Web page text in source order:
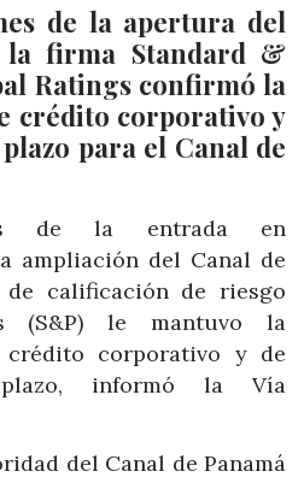
de la apertura del
la firma Standard &
Ratings confirmó la
crédito corporativo y
para el Canal de
de la entrada en
ampliación del Canal de
de calificación de riesgo
(S&P) le mantuvo la
crédito corporativo y de
informó la Vía
del Canal de Panamá